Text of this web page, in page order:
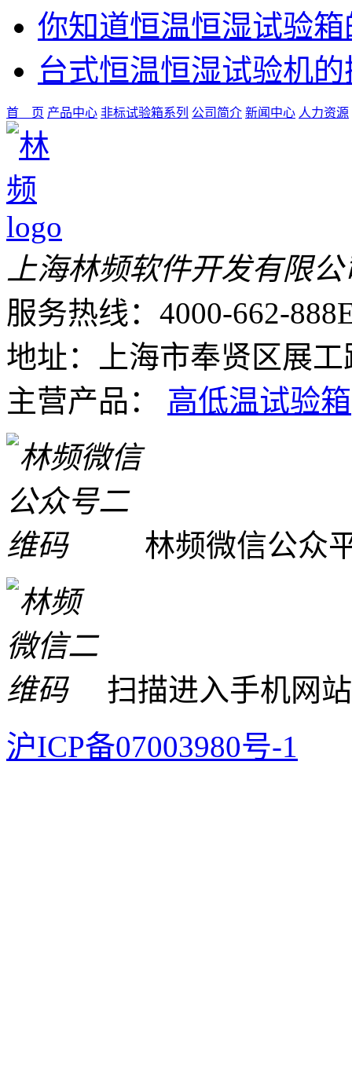
你知道恒温恒湿试验
台式恒温恒湿试验机
首 页 产品中心 非标试验箱系列 公司简介 新闻中心 人力资源
上海林频软件开发有限公
服务热线：4000-662-888
地址：上海市奉贤区展工
主营产品： 高低温试验箱
林频微信公众
扫描进入手机网
沪ICP备07003980号-1